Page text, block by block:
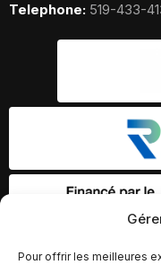
Pour offrir les meilleures
Telephone: 519-433-